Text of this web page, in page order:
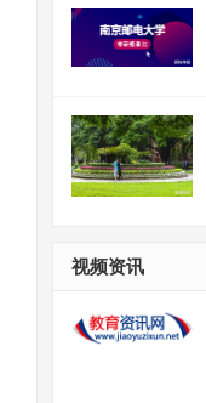
视频资讯